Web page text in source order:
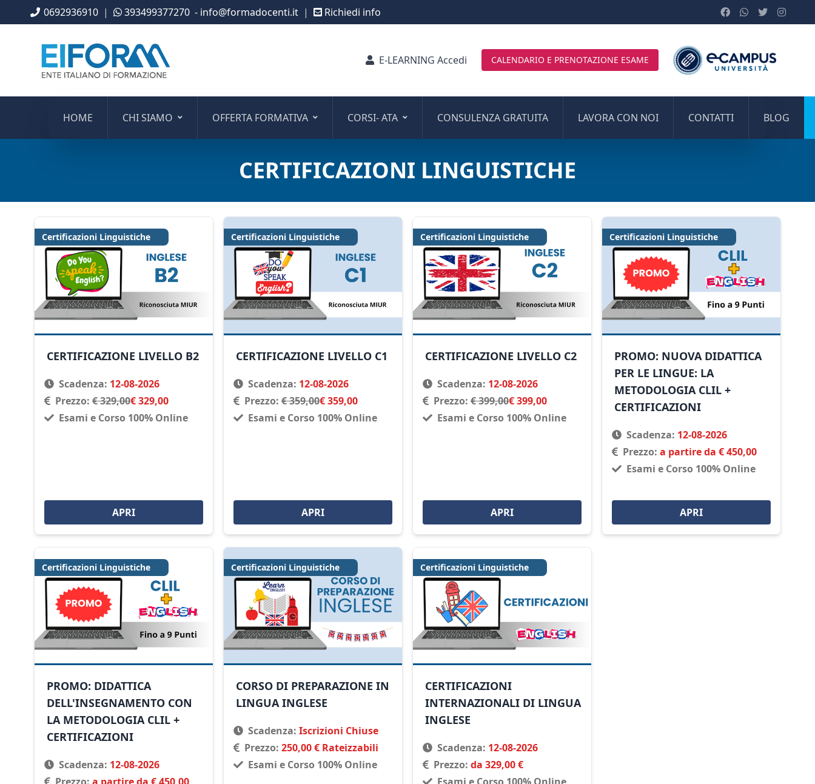
0692936910 | 393499377270 - info@formadocenti.it | Richiedi info
E-LEARNING Accedi CALENDARIO E PRENOTAZIONE ESAME
HOME CHI SIAMO OFFERTA FORMATIVA CORSI- ATA CONSULENZA GRATUITA LAVORA CON NOI CONTATTI BLOG
CERTIFICAZIONI LINGUISTICHE
Certificazioni Linguistiche
CERTIFICAZIONE LIVELLO B2
Scadenza: 12-08-2026
Prezzo: € 329,00€ 329,00
Esami e Corso 100% Online
APRI
Certificazioni Linguistiche
CERTIFICAZIONE LIVELLO C1
Scadenza: 12-08-2026
Prezzo: € 359,00€ 359,00
Esami e Corso 100% Online
APRI
Certificazioni Linguistiche
CERTIFICAZIONE LIVELLO C2
Scadenza: 12-08-2026
Prezzo: € 399,00€ 399,00
Esami e Corso 100% Online
APRI
Certificazioni Linguistiche
PROMO: NUOVA DIDATTICA
PER LE LINGUE: LA
METODOLOGIA CLIL +
CERTIFICAZIONI
Scadenza: 12-08-2026
Prezzo: a partire da € 450,00
Esami e Corso 100% Online
APRI
Certificazioni Linguistiche
PROMO: DIDATTICA
DELL'INSEGNAMENTO CON
LA METODOLOGIA CLIL +
CERTIFICAZIONI
Scadenza: 12-08-2026
Certificazioni Linguistiche
CORSO DI PREPARAZIONE IN
LINGUA INGLESE
Scadenza: Iscrizioni Chiuse
Prezzo: 250,00 € Rateizzabili
Esami e Corso 100% Online
Certificazioni Linguistiche
CERTIFICAZIONI
INTERNAZIONALI DI LINGUA
INGLESE
Scadenza: 12-08-2026
Prezzo: da 329,00 €